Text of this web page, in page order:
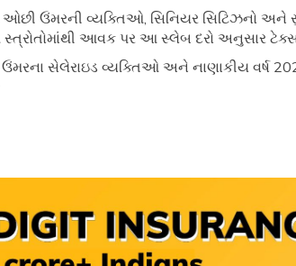
ઓછી ઉંમરની વ્યક્તિઓ, સિનિયર સિટિઝનો અને
સ્ત્રોતોમાંથી આવક પર આ સ્લેબ દરો અનુસાર
ઉંમરના સેલેરાઇડ વ્યક્તિઓ અને નાણાકીય વર્ષ